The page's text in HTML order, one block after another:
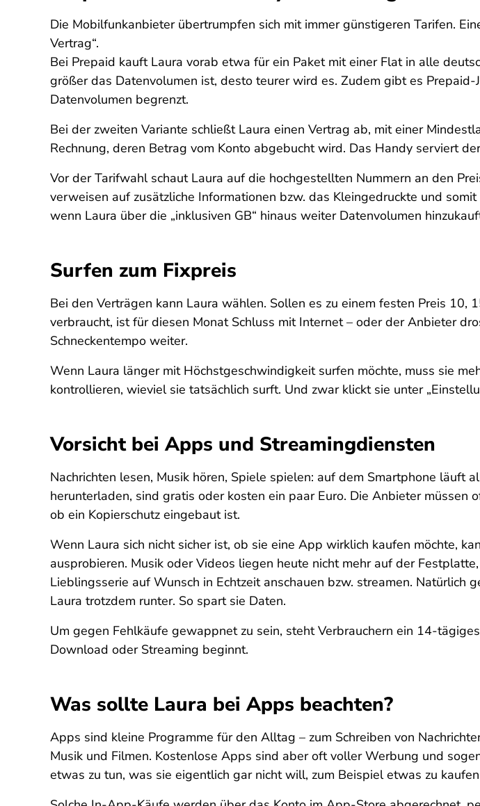
Die Mobilfunkanbieter übertrumpfen sich mit immer günstigeren Tarifen.
Vertrag“.
Bei Prepaid kauft Laura vorab etwa für ein Paket mit einer Flat in alle
größer das Datenvolumen ist, desto teurer wird es. Zudem gibt es
Datenvolumen begrenzt.
Bei der zweiten Variante schließt Laura einen Vertrag ab, mit einer
Rechnung, deren Betrag vom Konto abgebucht wird. Das Handy serviert
Vor der Tarifwahl schaut Laura auf die hochgestellten Nummern an den
verweisen auf zusätzliche Informationen bzw. das Kleingedruckte und
wenn Laura über die „inklusiven GB“ hinaus weiter Datenvolumen
Surfen zum Fixpreis
Bei den Verträgen kann Laura wählen. Sollen es zu einem festen Preis
verbraucht, ist für diesen Monat Schluss mit Internet – oder der Anbieter
Schneckentempo weiter.
Wenn Laura länger mit Höchstgeschwindigkeit surfen möchte, muss sie
kontrollieren, wieviel sie tatsächlich surft. Und zwar klickt sie unter
Vorsicht bei Apps und Streamingdiensten
Nachrichten lesen, Musik hören, Spiele spielen: auf dem Smartphone läuft
herunterladen, sind gratis oder kosten ein paar Euro. Die Anbieter
ob ein Kopierschutz eingebaut ist.
Wenn Laura sich nicht sicher ist, ob sie eine App wirklich kaufen möchte,
ausprobieren. Musik oder Videos liegen heute nicht mehr auf der
Lieblingsserie auf Wunsch in Echtzeit anschauen bzw. streamen.
Laura trotzdem runter. So spart sie Daten.
Um gegen Fehlkäufe gewappnet zu sein, steht Verbrauchern ein 14-
Download oder Streaming beginnt.
Was sollte Laura bei Apps beachten?
Apps sind kleine Programme für den Alltag – zum Schreiben von
Musik und Filmen. Kostenlose Apps sind aber oft voller Werbung und
etwas zu tun, was sie eigentlich gar nicht will, zum Beispiel etwas zu